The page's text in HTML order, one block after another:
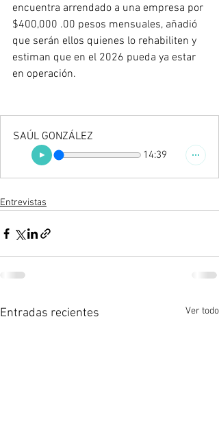
encuentra arrendado a una empresa por
$400,000 .00 pesos mensuales, añadió
que serán ellos quienes lo rehabiliten y
estiman que en el 2026 pueda ya estar
en operación.
SAÚL GONZÁLEZ
14:39
Entrevistas
Entradas recientes Ver todo